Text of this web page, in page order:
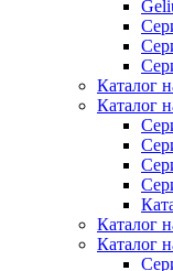
Каталог
Каталог
Каталог
Каталог